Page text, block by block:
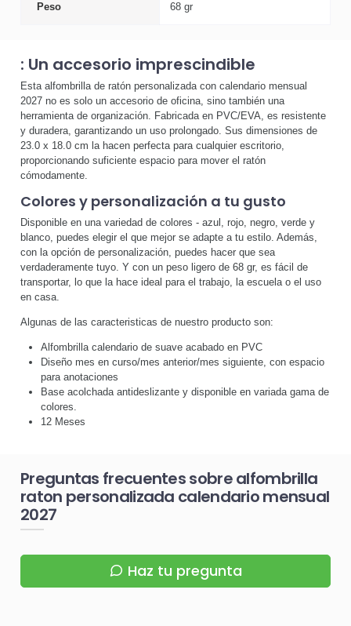
Peso 68 gr
: Un accesorio imprescindible
Esta alfombrilla de ratón personalizada con calendario mensual
2027 no es solo un accesorio de oficina, sino también una
herramienta de organización. Fabricada en PVC/EVA, es resistente
y duradera, garantizando un uso prolongado. Sus dimensiones de
23.0 x 18.0 cm la hacen perfecta para cualquier escritorio,
proporcionando suficiente espacio para mover el ratón
cómodamente.
Colores y personalización a tu gusto
Disponible en una variedad de colores - azul, rojo, negro, verde y
blanco, puedes elegir el que mejor se adapte a tu estilo. Además,
con la opción de personalización, puedes hacer que sea
verdaderamente tuyo. Y con un peso ligero de 68 gr, es fácil de
transportar, lo que la hace ideal para el trabajo, la escuela o el uso
en casa.
Algunas de las caracteristicas de nuestro producto son:
Alfombrilla calendario de suave acabado en PVC
Diseño mes en curso/mes anterior/mes siguiente, con espacio
para anotaciones
Base acolchada antideslizante y disponible en variada gama de
colores.
12 Meses
Preguntas frecuentes sobre alfombrilla
raton personalizada calendario mensual
2027
Haz tu pregunta